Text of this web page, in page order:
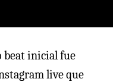
beat inicial fue
live que